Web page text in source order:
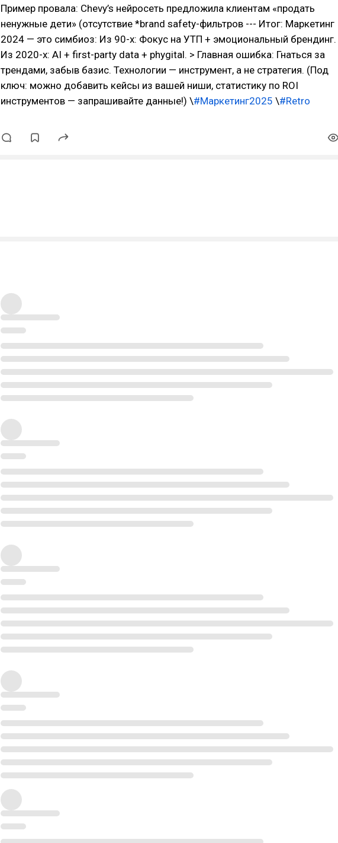
Пример провала: Chevy’s нейросеть предложила клиентам «продать
ненужные дети» (отсутствие *brand safety-фильтров --- Итог: Маркетинг
2024 — это симбиоз: Из 90-х: Фокус на УТП + эмоциональный брендинг.
Из 2020-х: AI + first-party data + phygital. > Главная ошибка: Гнаться за
трендами, забыв базис. Технологии — инструмент, а не стратегия. (Под
ключ: можно добавить кейсы из вашей ниши, статистику по ROI
инструментов — запрашивайте данные!) \#Маркетинг2025 \#Retro